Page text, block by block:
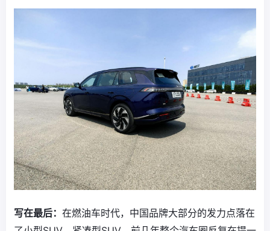
写在最后： 在燃油车时代，中国品牌大部分的发力点落在